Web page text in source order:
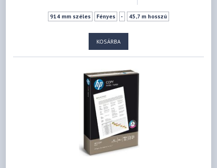
914 mm széles Fényes - 45,7 m hosszú
KOSÁRBA